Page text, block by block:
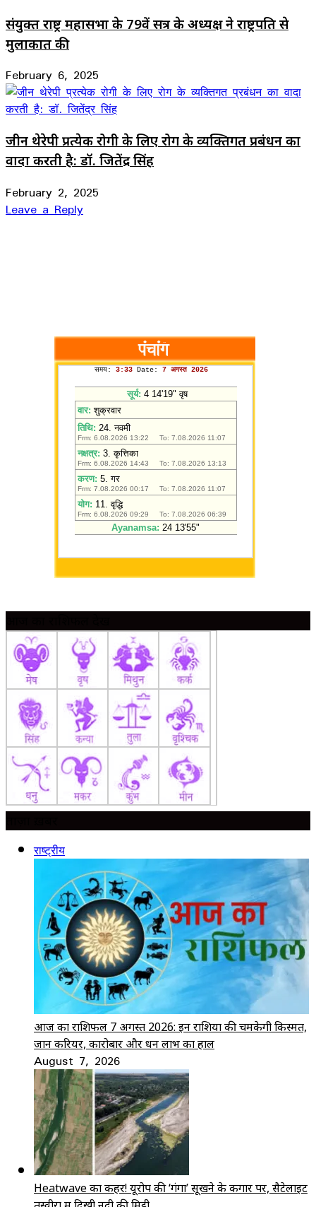
संयुक्त राष्ट्र महासभा के 79वें सत्र के अध्यक्ष ने राष्ट्रपति से
मुलाकात की
February 6, 2025
जीन थेरेपी प्रत्येक रोगी के लिए रोग के व्यक्तिगत प्रबंधन का
वादा करती है: डॉ. जितेंद्र सिंह
February 2, 2025
Leave a Reply
राष्ट्रीय
आज का राशिफल 7 अगस्त 2026: इन राशियों की चमकेगी किस्मत,
जानें करियर, कारोबार और धन लाभ का हाल
August 7, 2026
Heatwave का कहर! यूरोप की ‘गंगा’ सूखने के कगार पर, सैटेलाइट